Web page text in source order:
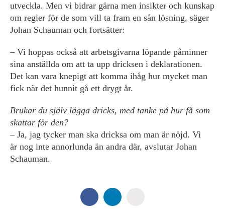
utveckla. Men vi bidrar gärna men insikter och kunskap
om regler för de som vill ta fram en sån lösning, säger
Johan Schauman och fortsätter:
– Vi hoppas också att arbetsgivarna löpande påminner
sina anställda om att ta upp dricksen i deklarationen.
Det kan vara knepigt att komma ihåg hur mycket man
fick när det hunnit gå ett drygt år.
Brukar du själv lägga dricks, med tanke på hur få som
skattar för den?
– Ja, jag tycker man ska dricksa om man är nöjd. Vi
är nog inte annorlunda än andra där, avslutar Johan
Schauman.